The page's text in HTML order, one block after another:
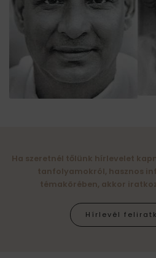
Ha szeretnél tőlünk hírlevelet
tanfolyamokról, hasznos
témakörében, akkor
Hírlevél